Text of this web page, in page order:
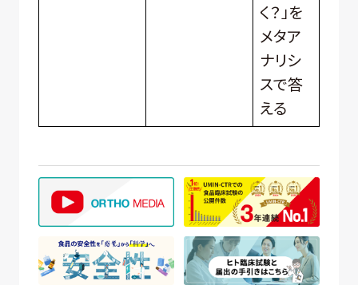
く？」を
メタア
ナリシ
スで答
える